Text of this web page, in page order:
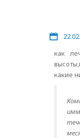
как
какие